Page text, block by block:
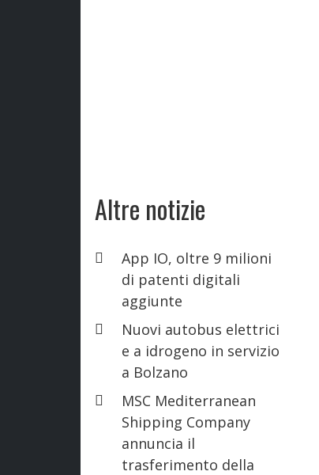
Altre notizie
App IO, oltre 9 milioni
di patenti digitali
aggiunte
Nuovi autobus elettrici
e a idrogeno in servizio
a Bolzano
MSC Mediterranean
Shipping Company
annuncia il
trasferimento della